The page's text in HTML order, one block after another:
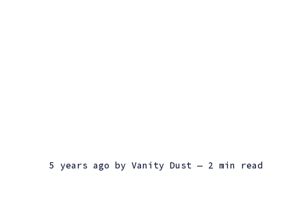
5 years ago by Vanity Dust — 2 min read